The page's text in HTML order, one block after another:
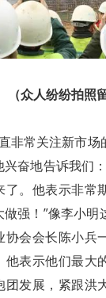
（众人纷纷拍照
常关注新市场
奋地告诉我们
了。他表示非常
强！”像李小
协会会长陈小兵
他表示他们最大
团发展，紧跟洪